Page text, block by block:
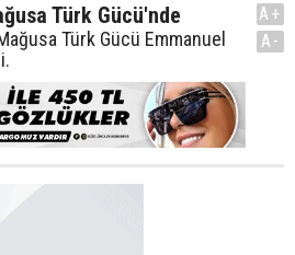
Türk Gücü'nde
Türk Gücü Emmanuel
A+
A-